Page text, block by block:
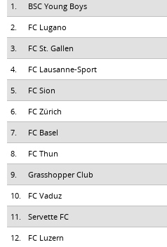
1. BSC Young Boys
2.
FC Lugano
3.
FC St. Gallen
4.
FC Lausanne-Sport
5.
FC Sion
6.
FC Zürich
7.
FC Basel
8.
FC Thun
9.
Grasshopper Club
10.
FC Vaduz
11.
Servette FC
12.
FC Luzern